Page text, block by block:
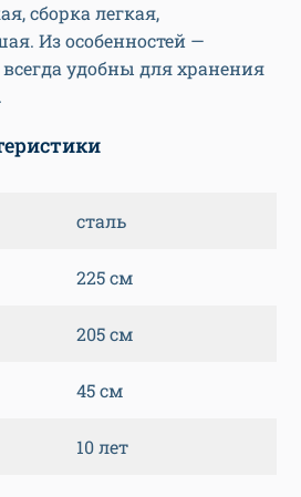
сборка легкая,
Из особенностей —
удобны для хранения
сталь
225 см
205 см
45 см
10 лет